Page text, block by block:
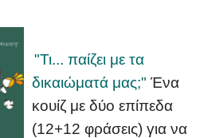
"Τι... παίζει με τα
δικαιώματά μας;" Ένα
κουίζ με δύο επίπεδα
(12+12 φράσεις) για να